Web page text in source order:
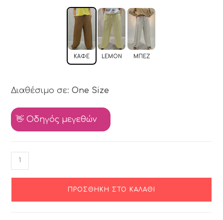
ΚΑΦΈ LEMON ΜΠΕΖ
Διαθέσιμο σε:One Size
👋 Οδηγός μεγεθών
ΠΡΟΣΘΉΚΗ ΣΤΟ ΚΑΛΆΘΙ